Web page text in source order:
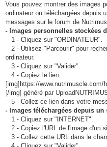
Vous pouvez montrer des images
ordinateur ou téléchargées depuis
messages sur le forum de
- Images personnelles stockées
1 - Cliquez sur "ORDINATEUR".
2 - Utilisez "Parcourir" pour
ordinateur.
3 - Cliquez sur "Valider".
4 - Copiez le lien
[img]https://www.nutrimuscle.com/
[/img] généré par
5 - Collez ce lien dans votre
- Images téléchargées depuis un
1 - Cliquez sur "INTERNET".
2 - Copiez l'URL de l'image d'un
3 - Collez cette URL dans le